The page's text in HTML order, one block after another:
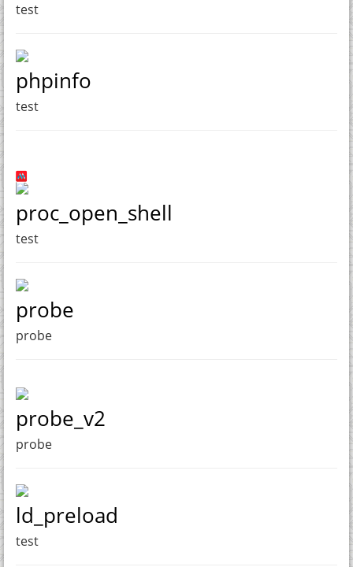
test
phpinfo
test
proc_open_shell
test
probe
probe
probe_v2
probe
ld_preload
test